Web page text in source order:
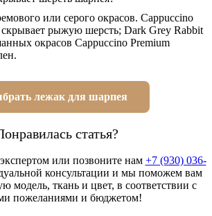
или серого окрасов. Cappuccino
рыжую шерсть; Dark Grey Rabbit
окрасов Cappuccino Premium
лежак для шарпея
статья?
или позвоните нам +7 (930) 036-
консультации и мы поможем вам
модель, ткань и цвет, в соответствии с
пожеланиями и бюджетом!